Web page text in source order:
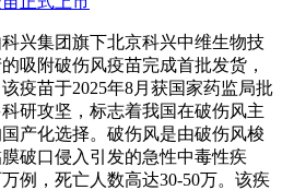
科兴集团旗下北京科兴中维生物技
吸附破伤风疫苗完成首批发货，
疫苗于2025年8月获国家药监局批
研攻坚，标志着我国在破伤风主
产化选择。破伤风是由破伤风梭
破口侵入引发的急性中毒性疾
例，死亡人数高达30-50万。该疾